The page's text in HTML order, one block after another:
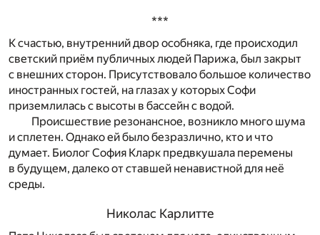
***
К счастью, внутренний двор особняка, где происходил
светский приём публичных людей Парижа, был закрыт
с внешних сторон. Присутствовало большое количество
иностранных гостей, на глазах у которых Софи
приземлилась с высоты в бассейн с водой.
Происшествие резонансное, возникло много шума
и сплетен. Однако ей было безразлично, кто и что
думает. Биолог София Кларк предвкушала перемены
в будущем, далеко от ставшей ненавистной для неё
среды.
Николас Карлитте